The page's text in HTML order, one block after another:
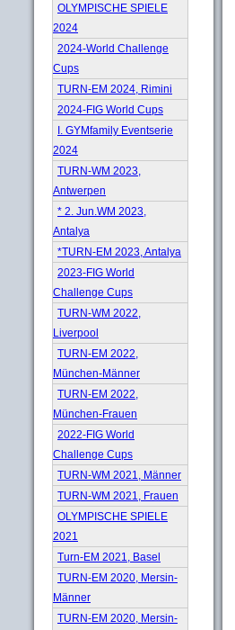
OLYMPISCHE SPIELE
2024
2024-World Challenge
Cups
TURN-EM 2024, Rimini
2024-FIG World Cups
I. GYMfamily Eventserie
2024
TURN-WM 2023,
Antwerpen
* 2. Jun.WM 2023,
Antalya
*TURN-EM 2023, Antalya
2023-FIG World
Challenge Cups
TURN-WM 2022,
Liverpool
TURN-EM 2022,
München-Männer
TURN-EM 2022,
München-Frauen
2022-FIG World
Challenge Cups
TURN-WM 2021, Männer
TURN-WM 2021, Frauen
OLYMPISCHE SPIELE
2021
Turn-EM 2021, Basel
TURN-EM 2020, Mersin-
Männer
TURN-EM 2020, Mersin-